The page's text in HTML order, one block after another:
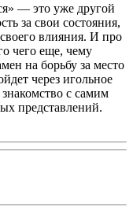
— это уже другой
за свои состояния,
влияния. И про
чего еще, чему
на борьбу за место
через игольное
с самим
представлений.